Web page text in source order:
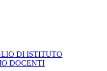
DI ISTITUTO
DOCENTI